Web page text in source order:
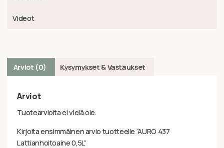
Videot
Arviot (0) Kysymykset & Vastaukset
Arviot
Tuotearvioita ei vielä ole.
Kirjoita ensimmäinen arvio tuotteelle “AURO 437
Lattianhoitoaine 0,5L”